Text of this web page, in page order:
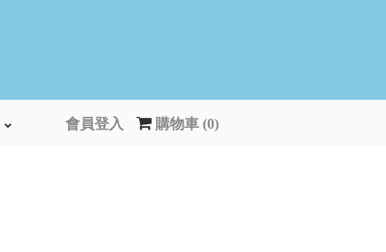
會員登入 購物車 (0)